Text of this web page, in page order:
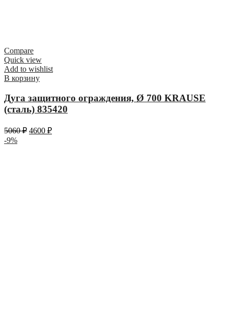
Compare
Quick view
Add to wishlist
В корзину
Дуга защитного ограждения, Ø 700 KRAUSE
(сталь) 835420
5060₽ 4600 ₽
-9%